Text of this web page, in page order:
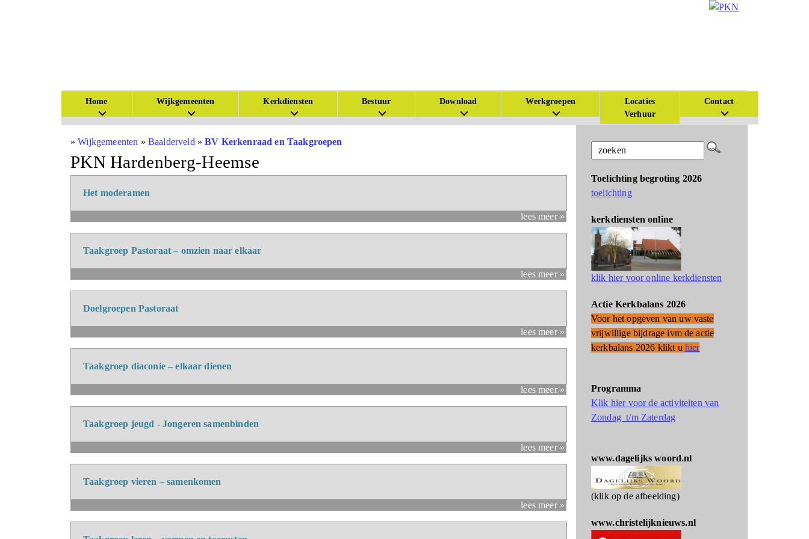
Home Wijkgemeenten Kerkdiensten Bestuur Download Werkgroepen
Locaties
Verhuur
Contact
»Wijkgemeenten » Baalderveld »BV Kerkenraad en Taakgroepen
PKN Hardenberg-Heemse
Het moderamen
lees meer »
Taakgroep Pastoraat – omzien naar elkaar
lees meer »
Doelgroepen Pastoraat
lees meer »
Taakgroep diaconie – elkaar dienen
lees meer »
Taakgroep jeugd - Jongeren samenbinden
lees meer »
Taakgroep vieren – samenkomen
lees meer »
Toelichting begroting 2026
toelichting
kerkdiensten online
klik hier voor online kerkdiensten
Actie Kerkbalans 2026
Voor het opgeven van uw vaste
vrijwillige bijdrage ivm de actie
kerkbalans 2026 klikt u hier
Programma
Klik hier voor de activiteiten van
Zondag t/m Zaterdag
www.dagelijks woord.nl
(klik op de afbeelding)
www.christelijknieuws.nl